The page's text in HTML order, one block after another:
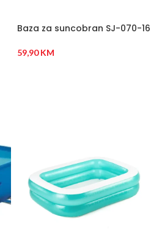
Baza za suncobran SJ-070-16
59,90KM